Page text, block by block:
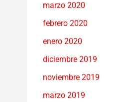
marzo 2020
febrero 2020
enero 2020
diciembre 2019
noviembre 2019
marzo 2019